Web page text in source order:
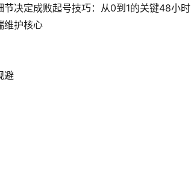
决定成败起号技巧：从0到1的关键48小时
维护核心
避